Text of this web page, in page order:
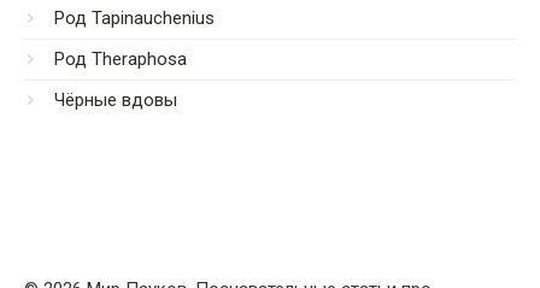
Род Tapinauchenius
Род Theraphosa
Чёрные вдовы